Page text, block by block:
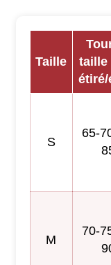
Taille
taille
étiré/
S
65-
M
70-